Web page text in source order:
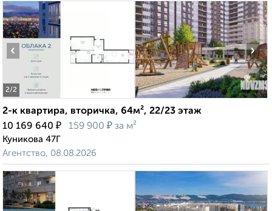
2/2
‹ ›
2-к квартира, вторичка, 64м², 22/23 этаж
10 169 640 ₽ 159 900 ₽ за м²
Куникова 47Г
Агентство, 08.08.2026